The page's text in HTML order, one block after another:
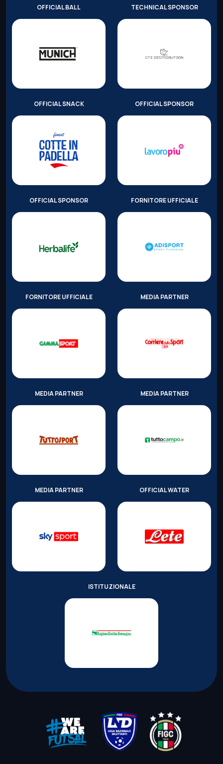
OFFICIAL BALL TECHNICAL SPONSOR
OFFICIAL SNACK OFFICIAL SPONSOR
OFFICIAL SPONSOR FORNITORE UFFICIALE
FORNITORE UFFICIALE MEDIA PARTNER
MEDIA PARTNER MEDIA PARTNER
MEDIA PARTNER OFFICIAL WATER
ISTITUZIONALE